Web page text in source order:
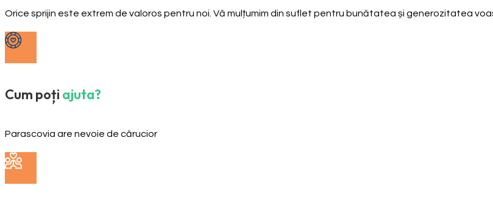
Orice sprijin este extrem de valoros pentru noi. Vă mulțumim din suflet pentru bunătatea și generozitatea
Cum poți ajuta?
Parascovia are nevoie de cărucior